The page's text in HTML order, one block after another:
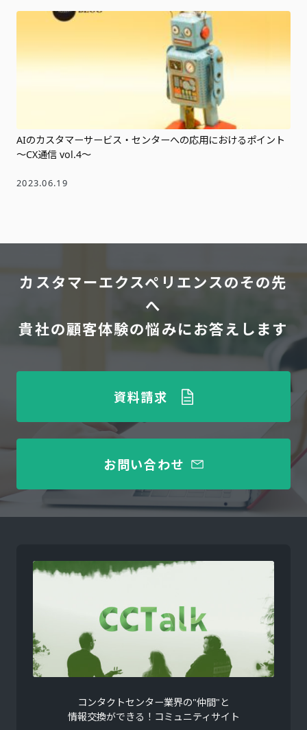
AIのカスタマーサービス・センターへの応用におけるポイント
～CX通信 vol.4～
2023.06.19
カスタマーエクスペリエンスのその先
へ
貴社の顧客体験の悩みにお答えします
資料請求
お問い合わせ
コンタクトセンター業界の"仲間"と
情報交換ができる！コミュニティサイト